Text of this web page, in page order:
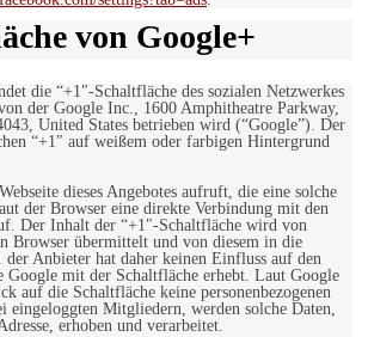
von Google+
die “+1″-Schaltfläche des sozialen Netzwerkes
der Google Inc., 1600 Amphitheatre Parkway,
United States betrieben wird (“Google”). Der
“+1″ auf weißem oder farbigen Hintergrund
dieses Angebotes aufruft, die eine solche
der Browser eine direkte Verbindung mit den
Der Inhalt der “+1″-Schaltfläche wird von
Browser übermittelt und von diesem in die
der Anbieter hat daher keinen Einfluss auf den
Google mit der Schaltfläche erhebt. Laut Google
auf die Schaltfläche keine personenbezogenen
eingeloggten Mitgliedern, werden solche Daten,
erhoben und verarbeitet.